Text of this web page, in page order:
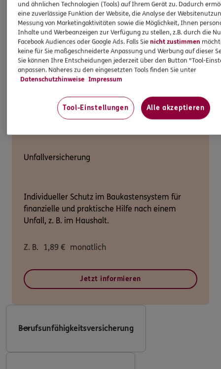
Unfallversicherung
Individueller Schutz im Baukastensystem für
finanzielle und praktische Hilfe nach einem
Unfall, z. B. im Haushalt.
Z. B. 1,89 € monatlich
Jetzt informieren
Berufsunfähigkeitsversicherung
und ähnlichen Technologien (Tools) auf Ihrem Gerät zu. Dadurch
eine zuverlässige Funktion der Website, die Analyse der
Messung von Marketingaktivitäten sowie die Möglichkeit, Ihnen
Inhalte und Werbeanzeigen zur Verfügung zu stellen, z.B. durch die
Facebook Audiences oder Google Ads. Falls Sienicht zustimmen
keine für Sie maßgeschneiderte Anpassung und Werbung auf dieser
Sie können Ihre Entscheidungen jederzeit über den Button "Tool-
anpassen. Näheres zu den eingesetzten Tools finden Sie unter
Datenschutzhinweise Impressum
Tool-Einstellungen Alle akzeptieren